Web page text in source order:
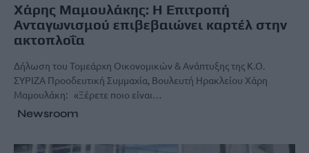
Χάρης Μαμουλάκης: Η Επιτροπή
Ανταγωνισμού επιβεβαιώνει καρτέλ στην
ακτοπλοΐα
Δήλωση του Τομεάρχη Οικονομικών & Ανάπτυξης της Κ.Ο.
ΣΥΡΙΖΑ Προοδευτική Συμμαχία, Βουλευτή Ηρακλείου Χάρη
Μαμουλάκη: «Ξέρετε ποιο είναι…
Newsroom